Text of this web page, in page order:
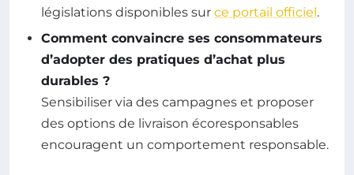
législations disponibles sur ce portail officiel.
Comment convaincre ses consommateurs
d’adopter des pratiques d’achat plus
durables ?
Sensibiliser via des campagnes et proposer
des options de livraison écoresponsables
encouragent un comportement responsable.